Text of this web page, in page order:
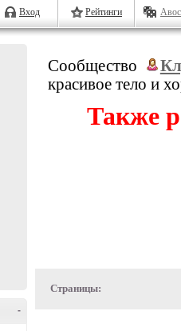
Вход Рейтинги
-
Сообщество
красивое тело и
Также
Страницы: